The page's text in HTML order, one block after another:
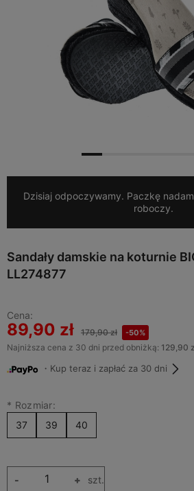
Dzisiaj odpoczywamy. Paczkę
roboczy.
Sandały damskie na koturnie
LL274877
Cena:
89,90 zł 179,90 zł -50%
Najniższa cena z 30 dni przed obniżką: 129,90
・Kup teraz i zapłać za 30 dni
* Rozmiar:
37
39 40
+
- szt.